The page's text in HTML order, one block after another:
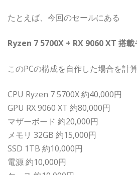
たとえば、今回のセールにある
Ryzen 7 5700X + RX 9060 XT 搭
このPCの構成を自作した場合を計算
CPU Ryzen 7 5700X 約40,000円
GPU RX 9060 XT 約80,000円
マザーボード 約20,000円
メモリ 32GB 約15,000円
SSD 1TB 約10,000円
電源 約10,000円